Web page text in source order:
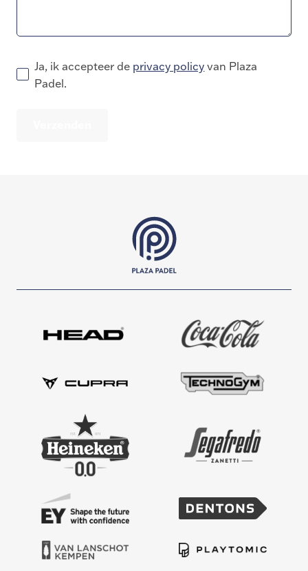
Ja, ik accepteer de privacy policy van Plaza
Padel.